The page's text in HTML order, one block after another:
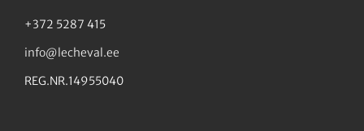
+372 5287 415
info@lecheval.ee
REG.NR.14955040